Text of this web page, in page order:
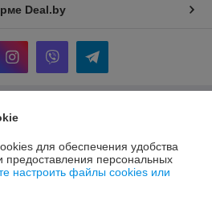
Deal.by
г. Бобруйск, ул. Ленина, д. 52, кв. 84
791360419
для обеспечения удобства
предоставления персональных
настроить файлы cookies или